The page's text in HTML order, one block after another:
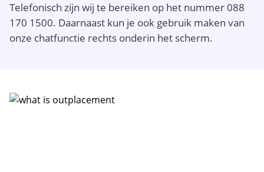
Telefonisch zijn wij te bereiken op het nummer 088
170 1500. Daarnaast kun je ook gebruik maken van
onze chatfunctie rechts onderin het scherm.